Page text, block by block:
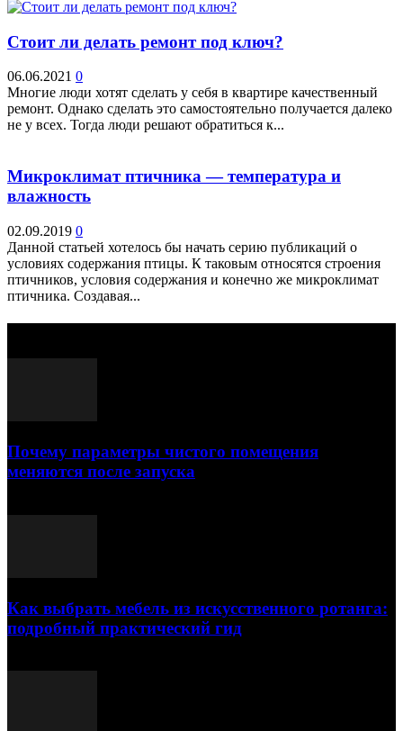
Стоит ли делать ремонт под ключ?
06.06.2021 0
Многие люди хотят сделать у себя в квартире качественный
ремонт. Однако сделать это самостоятельно получается далеко
не у всех. Тогда люди решают обратиться к...
Микроклимат птичника — температура и
влажность
02.09.2019 0
Данной статьей хотелось бы начать серию публикаций о
условиях содержания птицы. К таковым относятся строения
птичников, условия содержания и конечно же микроклимат
птичника. Создавая...
Почему параметры чистого помещения
меняются после запуска
Как выбрать мебель из искусственного ротанга:
подробный практический гид